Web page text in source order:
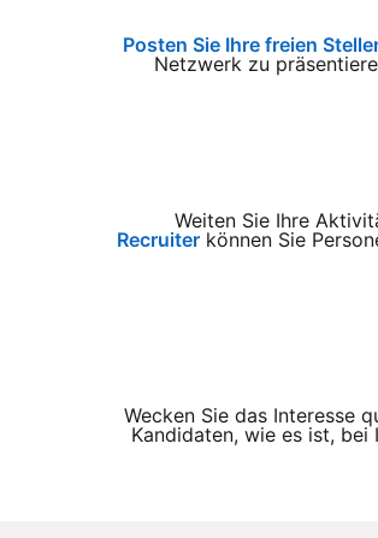
Posten Sie Ihre freien
Netzwerk zu
Weiten Sie Ihre
Recruiterkönnen Sie
Wecken Sie das Interesse
Kandidaten, wie es ist, bei